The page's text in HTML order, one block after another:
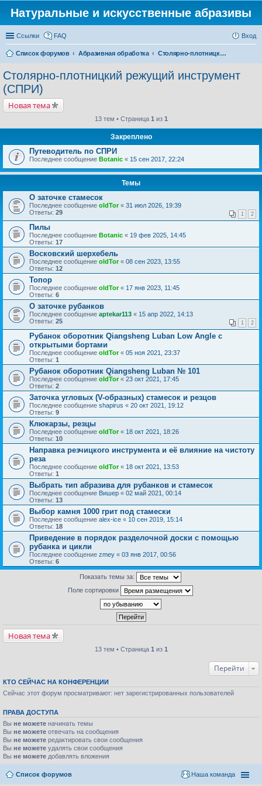
Натуральные и искусственные абразивы
Ссылки FAQ Вход
Список форумов Абразивная обработка Столярно-плотницкий режущий инструмент (СПРИ)
Столярно-плотницкий режущий инструмент
(СПРИ)
Новая тема
13 тем • Страница 1 из 1
Закреплено
Путеводитель по СПРИ
Последнее сообщение Botanic « 15 сен 2017, 22:24
Темы
О заточке стамесок
Последнее сообщение oldTor« 31 июл 2026, 19:39
Ответы: 29 1 2
Пилы
Последнее сообщение Botanic « 19 фев 2025, 14:45
Ответы: 17
Восковский шерхебель
Последнее сообщение oldTor« 08 сен 2023, 13:55
Ответы: 12
Топор
Последнее сообщение oldTor« 17 янв 2023, 11:45
Ответы: 6
О заточке рубанков
Последнее сообщение aptekar113 « 15 апр 2022, 14:13
Ответы: 25 1 2
Рубанок оборотник Qiangsheng Luban Low Angle c
открытыми бортами
Последнее сообщение oldTor« 05 ноя 2021, 23:37
Ответы: 1
Рубанок оборотник Qiangsheng Luban № 101
Последнее сообщение oldTor« 23 окт 2021, 17:45
Ответы: 2
Заточка угловых (V-образных) стамесок и резцов
Последнее сообщение shapirus « 20 окт 2021, 19:12
Ответы: 9
Клюкарзы, резцы
Последнее сообщение oldTor« 18 окт 2021, 18:26
Ответы: 10
Направка резчицкого инструмента и её влияние на чистоту
реза
Последнее сообщение oldTor« 18 окт 2021, 13:53
Ответы: 1
Выбрать тип абразива для рубанков и стамесок
Последнее сообщение Вишер « 02 май 2021, 00:14
Ответы: 13
Выбор камня 1000 грит под стамески
Последнее сообщение alex-ice « 10 сен 2019, 15:14
Ответы: 18
Приведение в порядок разделочной доски с помощью
рубанка и цикли
Последнее сообщение zmey « 03 янв 2017, 00:56
Ответы: 6
Показать темы за:
Поле сортировки
Новая тема
13 тем • Страница 1 из 1
Перейти
КТО СЕЙЧАС НА КОНФЕРЕНЦИИ
Сейчас этот форум просматривают: нет зарегистрированных пользователей
ПРАВА ДОСТУПА
Вы не можете начинать темы
Вы не можете отвечать на сообщения
Вы не можете редактировать свои сообщения
Вы не можете удалять свои сообщения
Вы не можете добавлять вложения
Список форумов Наша команда